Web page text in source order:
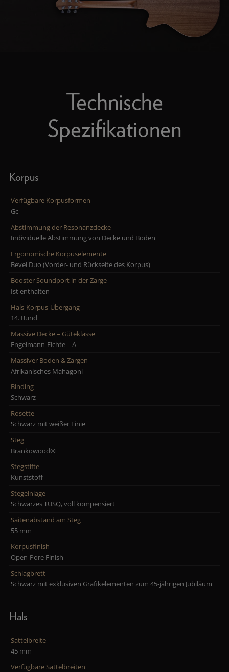
Technische
Spezifikationen
Korpus
Verfügbare Korpusformen
Gc
Abstimmung der Resonanzdecke
Individuelle Abstimmung von Decke und Boden
Ergonomische Korpuselemente
Bevel Duo (Vorder- und Rückseite des Korpus)
Booster Soundport in der Zarge
Ist enthalten
Hals-Korpus-Übergang
14. Bund
Massive Decke – Güteklasse
Engelmann-Fichte – A
Massiver Boden & Zargen
Afrikanisches Mahagoni
Binding
Schwarz
Rosette
Schwarz mit weißer Linie
Steg
Brankowood®
Stegstifte
Kunststoff
Stegeinlage
Schwarzes TUSQ, voll kompensiert
Saitenabstand am Steg
55 mm
Korpusfinish
Open-Pore Finish
Schlagbrett
Schwarz mit exklusiven Grafikelementen zum 45-jährigen Jubiläum
Hals
Sattelbreite
45 mm
Verfügbare Sattelbreiten